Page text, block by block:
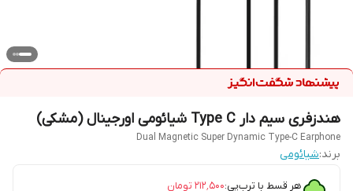
هندزفری سیم دار Type C شیائومی اورجینال (مشکی)
Dual Magnetic Super Dynamic Type-C Earphone
برند:شیائومی
هر قسط با ترب‌پی:۲۱۲٬۵۰۰ تومان